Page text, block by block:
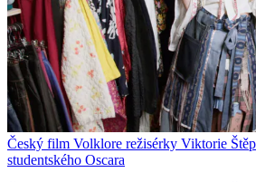
Český film Volklore režisérky Viktorie
studentského Oscara